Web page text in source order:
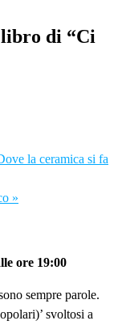
libro di “Ci
la ceramica si fa
»
ore 19:00
sempre parole.
svoltosi a